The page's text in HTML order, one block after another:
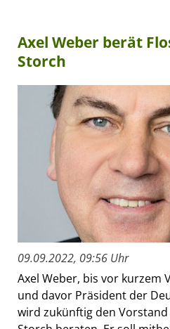
Axel Weber berät
Storch
09.09.2022, 09:56 Uhr
Axel Weber, bis vor kurzem
und davor Präsident der
wird zukünftig den Vorstand